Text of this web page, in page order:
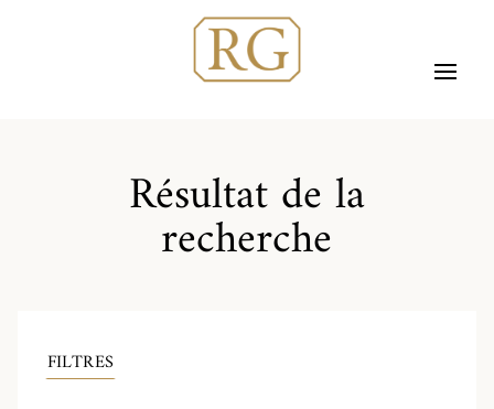
Résultat de la
recherche
FILTRES